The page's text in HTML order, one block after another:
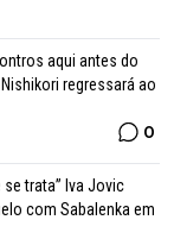
aqui antes do
regressará ao
0
trata” Iva Jovic
com Sabalenka em